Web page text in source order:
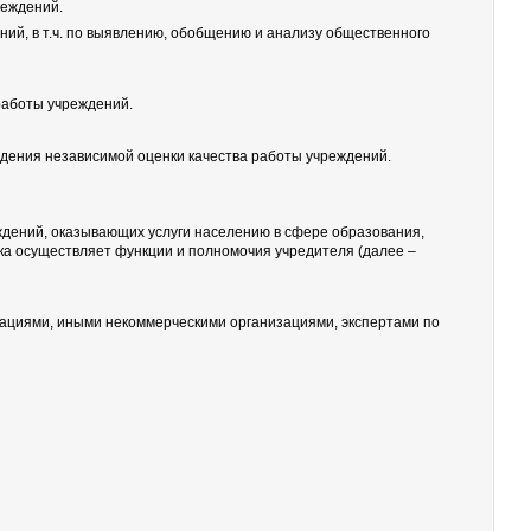
в т.ч. по выявлению, обобщению и анализу общественного
учреждений.
независимой оценки качества работы учреждений.
оказывающих услуги населению в сфере образования,
осуществляет функции и полномочия учредителя (далее –
иными некоммерческими организациями, экспертами по